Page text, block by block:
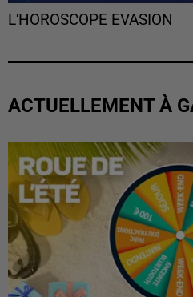
L'HOROSCOPE EVASION
ACTUELLEMENT À